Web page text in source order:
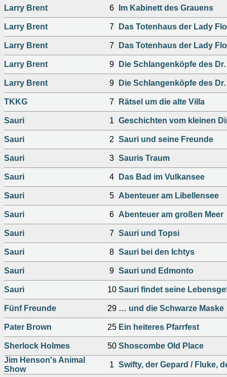
Larry Brent 6 Im Kabinett des Grauens
Larry Brent 7 Das Totenhaus der Lady
Larry Brent 7 Das Totenhaus der Lady
Larry Brent 9 Die Schlangenköpfe des
Larry Brent 9 Die Schlangenköpfe des
TKKG 7 Rätsel um die alte Villa
Sauri 1 Geschichten vom kleinen
Sauri 2 Sauri und seine Freunde
Sauri 3 Sauris Traum
Sauri 4 Das Bad im Vulkansee
Sauri 5 Abenteuer am Libellensee
Sauri 6 Abenteuer am großen Meer
Sauri 7 Sauri und Topsi
Sauri 8 Sauri bei den Ichtys
Sauri 9 Sauri und Edmonto
Sauri 10 Sauri findet seine
Fünf Freunde 29 … und die Schwarze Maske
Pater Brown 25 Ein heiteres Pfarrfest
Sherlock Holmes 50 Shoscombe Old Place
Jim Henson's Animal
Show
1 Swifty, der Gepard / Fluke,